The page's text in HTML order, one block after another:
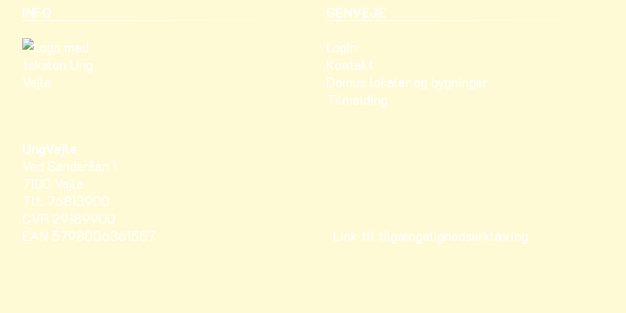
INFO
UngVejle
Ved Sønderåen 1
7100 Vejle
Tlf. 76813900
CVR 29189900
EAN 5798006361557
GENVEJE
Login
Kontakt
Domus lokaler og bygninger
Tilmelding
Link til tilgængelighedserklæring